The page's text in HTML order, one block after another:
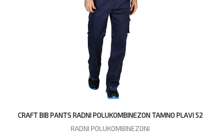
CRAFT BIB PANTS RADNI POLUKOMBINEZON TAMNO PLAVI 52
RADNI POLUKOMBINEZONI